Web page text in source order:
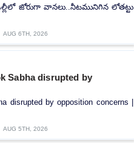
ఢిల్లీలో జోరుగా వానలు..నీటమునిగిన లోతట్టు
AUG 6TH, 2026
Sabha disrupted by
by opposition concerns |
AUG 5TH, 2026